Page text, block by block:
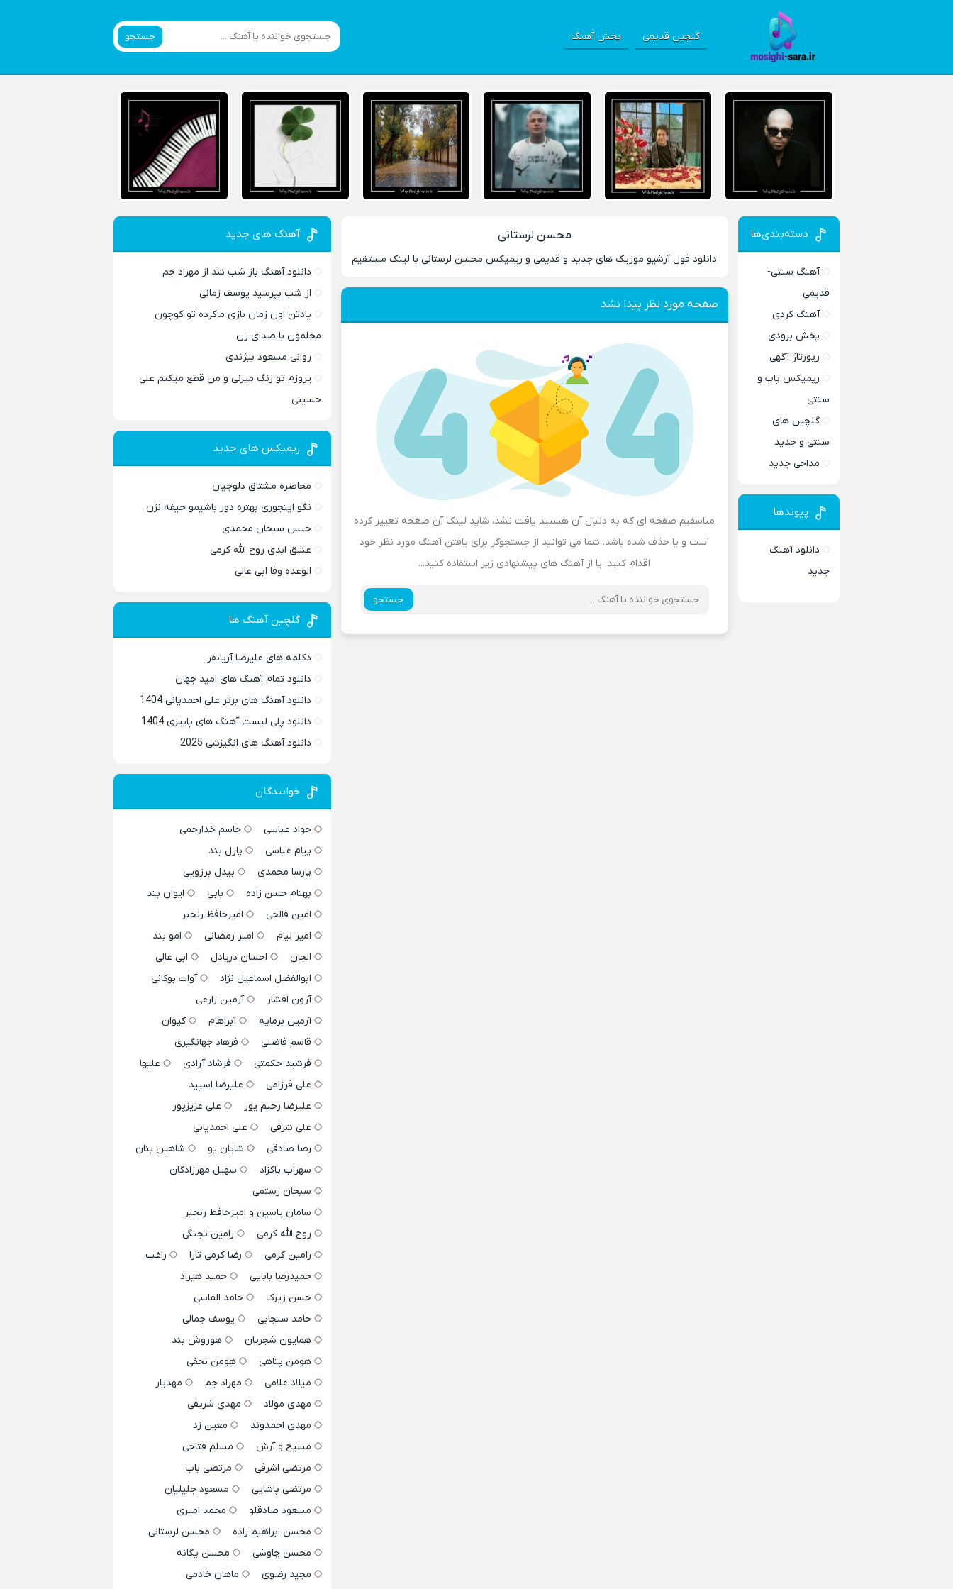
گلچین قدیمی پخش آهنگ جستجو
محسن لرستانی
دانلود فول آرشیو موزیک های جدید و قدیمی و ریمیکس محسن لرستانی با لینک مستقیم
صفحه مورد نظر پیدا نشد
متاسفیم صفحه ای که به دنبال آن هستید یافت نشد، شاید لینک آن صغحه تغییر کرده
است و یا حذف شده باشد. شما می توانید از جستجوگر برای یافتن آهنگ مورد نظر خود
اقدام کنید، یا از آهنگ های پیشنهادی زیر استفاده کنید...
جستجو
دسته‌بندی‌ها
آهنگ سنتی-
قدیمی
آهنگ کردی
پخش بزودی
رپورتاژ آگهی
ریمیکس پاپ و
سنتی
گلچین های
سنتی و جدید
مداحی جدید
پیوندها
دانلود آهنگ
جدید
آهنگ های جدید
دانلود آهنگ باز شب شد از مهراد جم
از شب بپرسید یوسف زمانی
یادتن اون زمان بازی ماکرده تو کوچون
محلمون با صدای زن
روانی مسعود بیژندی
یروزم تو زنگ میزنی و من قطع میکنم علی
حسینی
ریمیکس های جدید
محاصره مشتاق دلوجیان
نگو اینجوری بهتره دور باشیمو حیفه نزن
حبس سبحان محمدی
عشق ابدی روح الله کرمی
الوعده وفا ابی عالی
گلچین آهنگ ها
دکلمه های علیرضا آریانفر
دانلود تمام آهنگ های امید جهان
دانلود آهنگ های برتر علی احمدیانی 1404
دانلود پلی لیست آهنگ های پاییزی 1404
دانلود آهنگ های انگیزشی 2025
خوانندگان
جواد عباسی
جاسم خدارحمی
پیام عباسی
پازل بند
پارسا محمدی
بیدل برزویی
بهنام حسن زاده
بابی
ایوان بند
امین فالجی
امیرحافظ رنجبر
امیر لیام
امیر رمضانی
امو بند
الجان
احسان دریادل
ابی عالی
ابوالفضل اسماعیل نژاد
آوات بوکانی
آرون افشار
آرمین زارعی
آرمین برمایه
آبراهام
کیوان
قاسم فاضلی
فرهاد جهانگیری
فرشید حکمتی
فرشاد آزادی
علیها
علی فرزامی
علیرضا اسپید
علیرضا رحیم پور
علی عزیزپور
علی شرفی
علی احمدیانی
رضا صادقی
شایان یو
شاهین بنان
سهراب پاکزاد
سهیل مهرزادگان
سبحان رستمی
سامان یاسین و امیرحافظ رنجبر
روح الله کرمی
رامین تجنگی
رامین کرمی
رضا کرمی تارا
راغب
حمیدرضا بابایی
حمید هیراد
حسن زیرک
حامد الماسی
حامد سنجابی
یوسف جمالی
همایون شجریان
هوروش بند
هومن پناهی
هومن نجفی
میلاد غلامی
مهراد جم
مهدیار
مهدی مولاد
مهدی شریفی
مهدی احمدوند
معین زد
مسیح و آرش
مسلم فتاحی
مرتضی اشرفی
مرتضی باب
مرتضی پاشایی
مسعود جلیلیان
مسعود صادقلو
محمد امیری
محسن ابراهیم زاده
محسن لرستانی
محسن چاوشی
محسن یگانه
مجید رضوی
ماهان خادمی